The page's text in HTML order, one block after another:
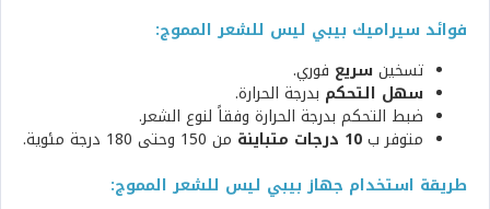
فوائد سيراميك بيبي ليس للشعر المموج:
تسخين سريع فوري.
سهل التحكم بدرجة الحرارة.
ضبط التحكم بدرجة الحرارة وفقاً لنوع الشعر.
متوفر ب10 درجات متباينة
من 150 وحتى 180 درجة مئوية.
طريقة استخدام جهاز بيبي ليس للشعر المموج: